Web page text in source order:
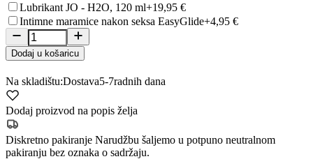
Lubrikant JO - H2O, 120 ml+19,95 €
Intimne maramice nakon seksa EasyGlide+4,95 €
Dodaj u košaricu
Na skladištu:Dostava5-7radnih dana
Dodaj proizvod na popis želja
Diskretno pakiranje Narudžbu šaljemo u potpuno neutralnom
pakiranju bez oznaka o sadržaju.